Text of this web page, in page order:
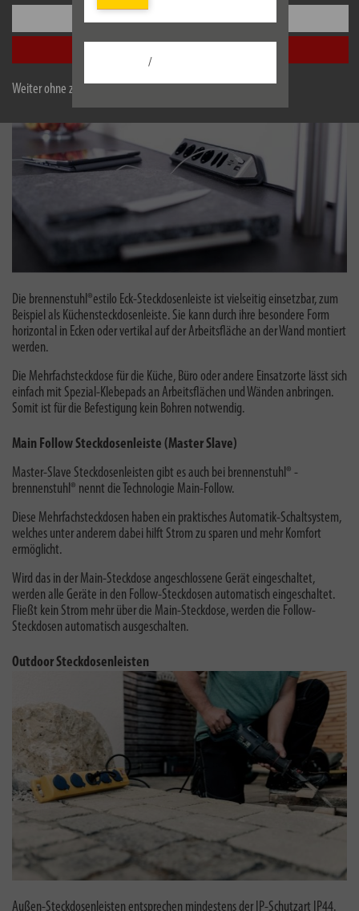
Weiter ohne zu akzeptieren
/
durch das Anschrauben der vorgesehenen Halterung fest mit dem Tisch
verbaut werden.
brennenstuhl®estilo Ecksteckdose
Die brennenstuhl®estilo Eck-Steckdosenleiste ist vielseitig einsetzbar, zum
Beispiel als Küchensteckdosenleiste. Sie kann durch ihre besondere Form
horizontal in Ecken oder vertikal auf der Arbeitsfläche an der Wand montiert
werden.
Die Mehrfachsteckdose für die Küche, Büro oder andere Einsatzorte lässt sich
einfach mit Spezial-Klebepads an Arbeitsflächen und Wänden anbringen.
Somit ist für die Befestigung kein Bohren notwendig.
Main Follow Steckdosenleiste (Master Slave)
Master-Slave Steckdosenleisten gibt es auch bei brennenstuhl® -
brennenstuhl® nennt die Technologie Main-Follow.
Diese Mehrfachsteckdosen haben ein praktisches Automatik-Schaltsystem,
welches unter anderem dabei hilft Strom zu sparen und mehr Komfort
ermöglicht.
Wird das in der Main-Steckdose angeschlossene Gerät eingeschaltet,
werden alle Geräte in den Follow-Steckdosen automatisch eingeschaltet.
Fließt kein Strom mehr über die Main-Steckdose, werden die Follow-
Steckdosen automatisch ausgeschalten.
Outdoor Steckdosenleisten
Außen-Steckdosenleisten entsprechen mindestens der IP-Schutzart IP44.